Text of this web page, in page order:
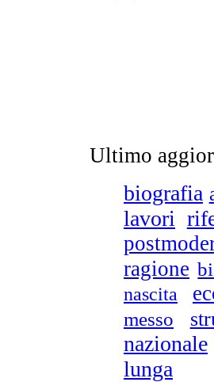
Ultimo
biografia
lavori
ragione
nascita
messo
nazionale
lunga